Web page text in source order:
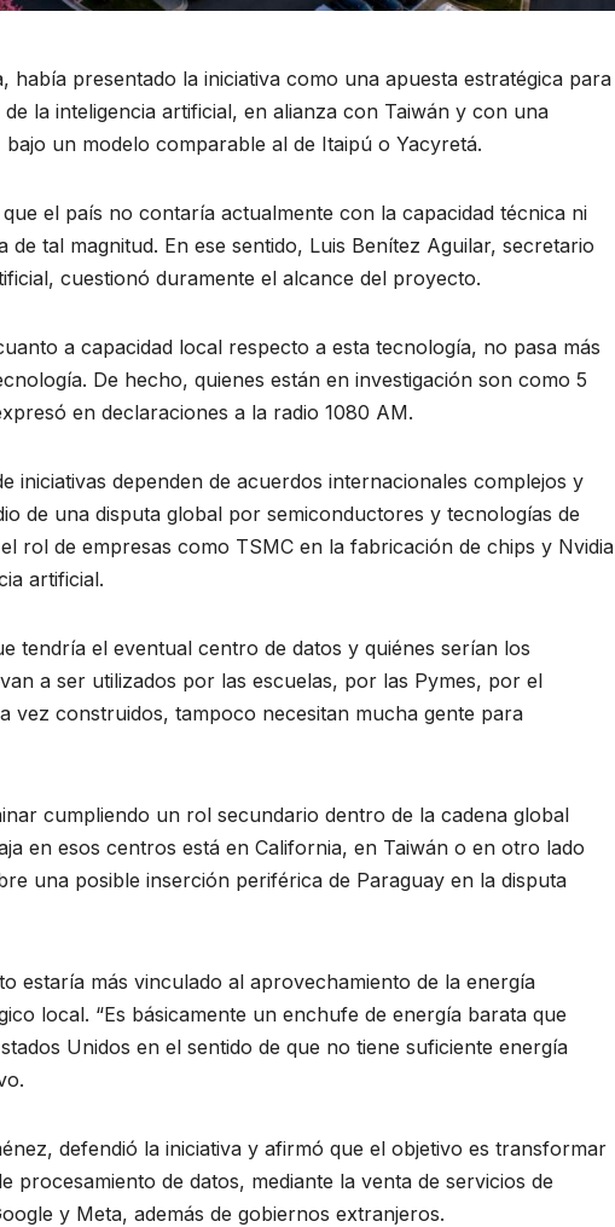
había presentado la iniciativa como una apuesta estratégica para
la inteligencia artificial, en alianza con Taiwán y con una
un modelo comparable al de Itaipú o Yacyretá.
el país no contaría actualmente con la capacidad técnica ni
tal magnitud. En ese sentido, Luis Benítez Aguilar, secretario
cuestionó duramente el alcance del proyecto.
a capacidad local respecto a esta tecnología, no pasa más
De hecho, quienes están en investigación son como 5
en declaraciones a la radio 1080 AM.
iniciativas dependen de acuerdos internacionales complejos y
de una disputa global por semiconductores y tecnologías de
rol de empresas como TSMC en la fabricación de chips y Nvidia
artificial.
tendría el eventual centro de datos y quiénes serían los
a ser utilizados por las escuelas, por las Pymes, por el
vez construidos, tampoco necesitan mucha gente para
cumpliendo un rol secundario dentro de la cadena global
en esos centros está en California, en Taiwán o en otro lado
una posible inserción periférica de Paraguay en la disputa
estaría más vinculado al aprovechamiento de la energía
local. “Es básicamente un enchufe de energía barata que
Unidos en el sentido de que no tiene suficiente energía
defendió la iniciativa y afirmó que el objetivo es transformar
procesamiento de datos, mediante la venta de servicios de
y Meta, además de gobiernos extranjeros.